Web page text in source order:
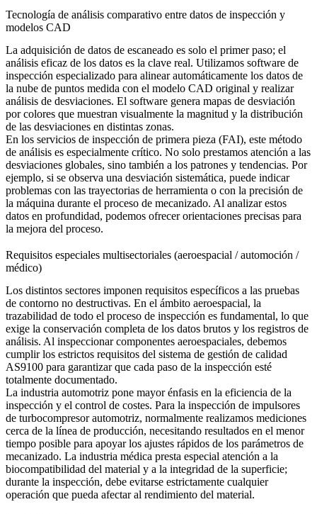
Tecnología de análisis comparativo entre datos de inspección y
modelos CAD
La adquisición de datos de escaneado es solo el primer paso; el
análisis eficaz de los datos es la clave real. Utilizamos software de
inspección especializado para alinear automáticamente los datos de
la nube de puntos medida con el modelo CAD original y realizar
análisis de desviaciones. El software genera mapas de desviación
por colores que muestran visualmente la magnitud y la distribución
de las desviaciones en distintas zonas.
En los servicios de inspección de primera pieza (FAI), este método
de análisis es especialmente crítico. No solo prestamos atención a las
desviaciones globales, sino también a los patrones y tendencias. Por
ejemplo, si se observa una desviación sistemática, puede indicar
problemas con las trayectorias de herramienta o con la precisión de
la máquina durante el proceso de mecanizado. Al analizar estos
datos en profundidad, podemos ofrecer orientaciones precisas para
la mejora del proceso.
Requisitos especiales multisectoriales (aeroespacial / automoción /
médico)
Los distintos sectores imponen requisitos específicos a las pruebas
de contorno no destructivas. En el ámbito aeroespacial, la
trazabilidad de todo el proceso de inspección es fundamental, lo que
exige la conservación completa de los datos brutos y los registros de
análisis. Al inspeccionar componentes aeroespaciales, debemos
cumplir los estrictos requisitos del sistema de gestión de calidad
AS9100 para garantizar que cada paso de la inspección esté
totalmente documentado.
La industria automotriz pone mayor énfasis en la eficiencia de la
inspección y el control de costes. Para la inspección de impulsores
de turbocompresor automotriz, normalmente realizamos mediciones
cerca de la línea de producción, necesitando resultados en el menor
tiempo posible para apoyar los ajustes rápidos de los parámetros de
mecanizado. La industria médica presta especial atención a la
biocompatibilidad del material y a la integridad de la superficie;
durante la inspección, debe evitarse estrictamente cualquier
operación que pueda afectar al rendimiento del material.